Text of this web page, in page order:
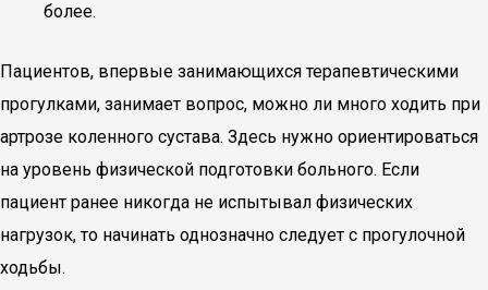
более.
Пациентов, впервые занимающихся терапевтическими
прогулками, занимает вопрос, можно ли много ходить при
артрозе коленного сустава. Здесь нужно ориентироваться
на уровень физической подготовки больного. Если
пациент ранее никогда не испытывал физических
нагрузок, то начинать однозначно следует с прогулочной
ходьбы.